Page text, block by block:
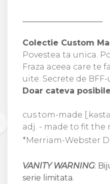
Colectie Custom
Povestea ta unica.
Fraza aceea care te
uite. Secrete de BFF-
Doar cateva
cus·tom-made
adj. - made to fit the
*Merriam-Webster
VANITY WARNING:
serie limitata.